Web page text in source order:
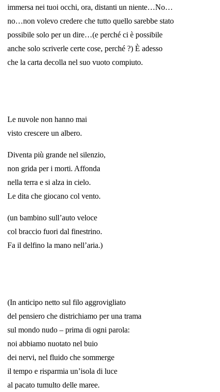
immersa nei tuoi occhi, ora, distanti un niente…No…
no…non volevo credere che tutto quello sarebbe stato
possibile solo per un dire…(e perché ci è possibile
anche solo scriverle certe cose, perché ?) È adesso
che la carta decolla nel suo vuoto compiuto.
Le nuvole non hanno mai
visto crescere un albero.
Diventa più grande nel silenzio,
non grida per i morti. Affonda
nella terra e si alza in cielo.
Le dita che giocano col vento.
(un bambino sull’auto veloce
col braccio fuori dal finestrino.
Fa il delfino la mano nell’aria.)
(In anticipo netto sul filo aggrovigliato
del pensiero che districhiamo per una trama
sul mondo nudo – prima di ogni parola:
noi abbiamo nuotato nel buio
dei nervi, nel fluido che sommerge
il tempo e risparmia un’isola di luce
al pacato tumulto delle maree.